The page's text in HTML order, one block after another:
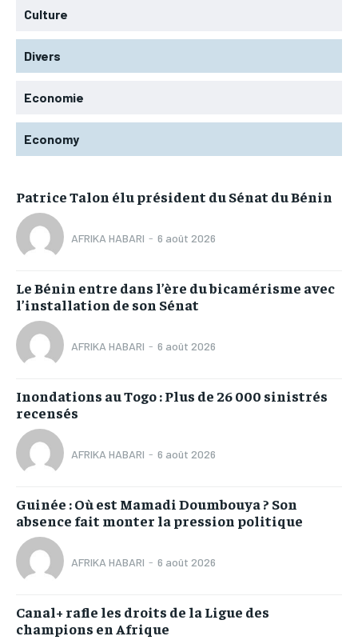
Culture
Divers
Economie
Economy
Patrice Talon élu président du Sénat du Bénin
AFRIKA HABARI - 6 août 2026
Le Bénin entre dans l’ère du bicamérisme avec
l’installation de son Sénat
AFRIKA HABARI - 6 août 2026
Inondations au Togo : Plus de 26 000 sinistrés
recensés
AFRIKA HABARI - 6 août 2026
Guinée : Où est Mamadi Doumbouya ? Son
absence fait monter la pression politique
AFRIKA HABARI - 6 août 2026
Canal+ rafle les droits de la Ligue des
champions en Afrique